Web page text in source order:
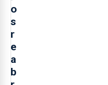
o
s
r
e
a
b